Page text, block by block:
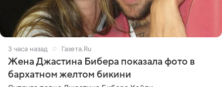
3 часа назад Газета.Ru
Жена Джастина Бибера показала фото в
бархатном желтом бикини